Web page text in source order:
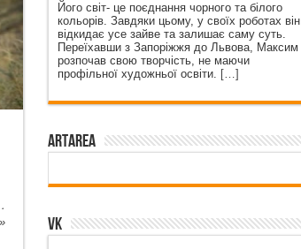
Його світ- це поєднання чорного та білого
кольорів. Завдяки цьому, у своїх роботах він
відкидає усе зайве та залишає саму суть.
Переїхавши з Запоріжжя до Львова, Максим
розпочав свою творчість, не маючи
профільної художньої освіти. […]
ArtArea
VK